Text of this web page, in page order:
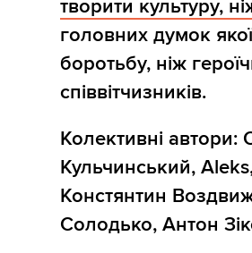
творити культуру,
головних думок
боротьбу, ніж
співвітчизників.
Колективні автори:
Кульчинський,
Констянтин
Солодько, Антон